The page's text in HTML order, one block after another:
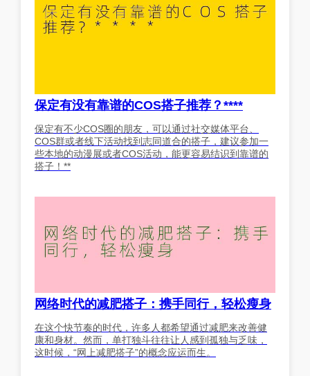
保定有没有靠谱的COS搭子推荐？****
保定有不少COS圈的朋友，可以通过社交媒体平台、
COS群或者线下活动找到志同道合的搭子，建议参加一
些本地的动漫展或者COS活动，能更容易结识到靠谱的
搭子！**
网络时代的减肥搭子：携手同行，轻松瘦身
在这个快节奏的时代，许多人都希望通过减肥来改善健
康和身材。然而，单打独斗往往让人感到孤独与乏味，
这时候，“网上减肥搭子”的概念应运而生。